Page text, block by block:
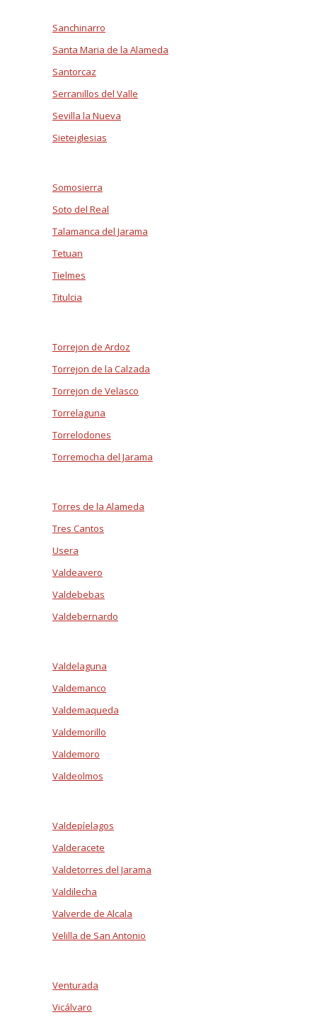
Sanchinarro
Santa Maria de la Alameda
Santorcaz
Serranillos del Valle
Sevilla la Nueva
Sieteiglesias
Somosierra
Soto del Real
Talamanca del Jarama
Tetuan
Tielmes
Titulcia
Torrejon de Ardoz
Torrejon de la Calzada
Torrejon de Velasco
Torrelaguna
Torrelodones
Torremocha del Jarama
Torres de la Alameda
Tres Cantos
Usera
Valdeavero
Valdebebas
Valdebernardo
Valdelaguna
Valdemanco
Valdemaqueda
Valdemorillo
Valdemoro
Valdeolmos
Valdepíelagos
Valderacete
Valdetorres del Jarama
Valdilecha
Valverde de Alcala
Velilla de San Antonio
Venturada
Vicálvaro